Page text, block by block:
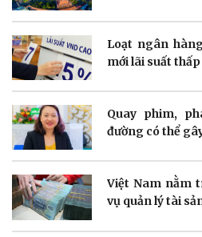
Sức khỏe
Dinh dưỡng - món ngon
Cây thuốc
Sản phụ khoa
Nhi khoa
Nam khoa
Phòng mạch online
Ăn sạch sống khỏe
Loạt ngân
mới lãi suất
Quay phim,
đường có thể
Việt Nam nằm
vụ quản lý tài